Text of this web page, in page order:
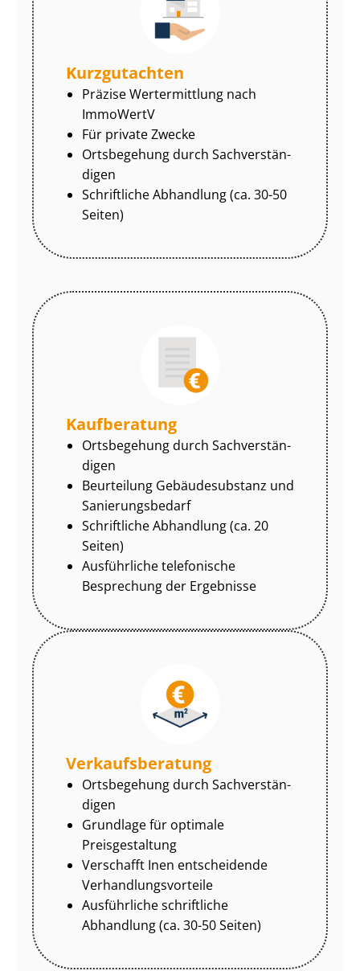
Kurzgutachten
Präzise Wertermittlung nach
ImmoWertV
Für private Zwecke
Ortsbegehung durch Sach­ver­stän­
di­gen
Schriftliche Abhandlung (ca. 30-50
Seiten)
Kaufberatung
Ortsbegehung durch Sach­ver­stän­
di­gen
Beurteilung Gebäudesubstanz und
Sa­nie­rungs­be­darf
Schriftliche Abhandlung (ca. 20
Seiten)
Ausführliche telefonische
Besprechung der Ergebnisse
Ver­kaufs­be­ra­tung
Ortsbegehung durch Sach­ver­stän­
di­gen
Grundlage für optimale
Preisgestaltung
Verschafft Inen entscheidende
Ver­hand­lungs­vor­tei­le
Ausführliche schriftliche
Abhandlung (ca. 30-50 Seiten)